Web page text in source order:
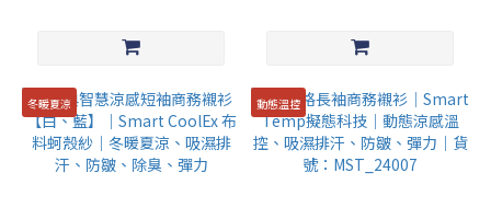
冬暖夏涼 動態溫控